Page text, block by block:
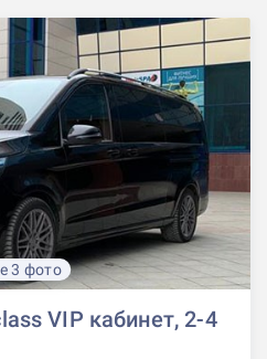
3 фото
VIP кабинет, 2-4